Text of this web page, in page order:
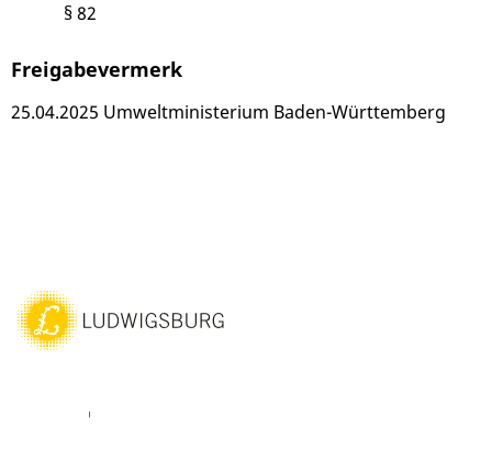
§ 82
Freigabevermerk
25.04.2025 Umweltministerium Baden-Württemberg
Youtube